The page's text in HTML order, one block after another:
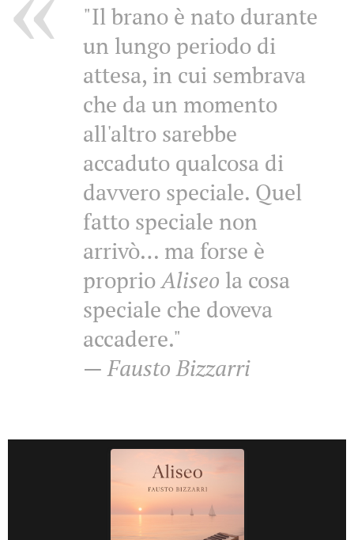
"Il brano è nato durante
un lungo periodo di
attesa, in cui sembrava
che da un momento
all'altro sarebbe
accaduto qualcosa di
davvero speciale. Quel
fatto speciale non
arrivò… ma forse è
proprioAliseo la cosa
speciale che doveva
accadere."
—Fausto Bizzarri